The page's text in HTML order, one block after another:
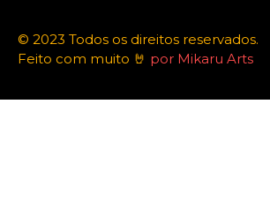
© 2023 Todos os direitos reservados.
Feito com muito 🤘 por Mikaru Arts